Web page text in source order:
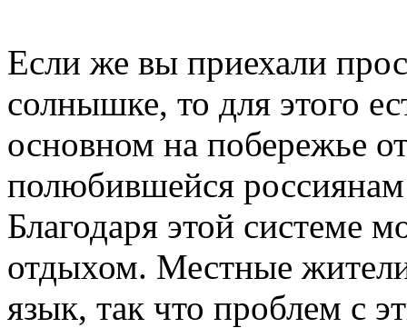
Если же вы приехали
солнышке, то для этого
основном на побережье
полюбившейся
Благодаря этой системе
отдыхом. Местные
язык, так что проблем с